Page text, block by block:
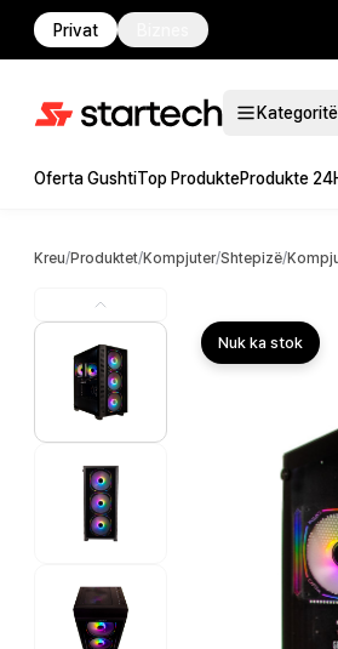
Privat
Kategoritë
Oferta GushtiTop ProdukteProdukte
Kreu/Produktet/Kompjuter/Shtepizë/
Nuk ka stok